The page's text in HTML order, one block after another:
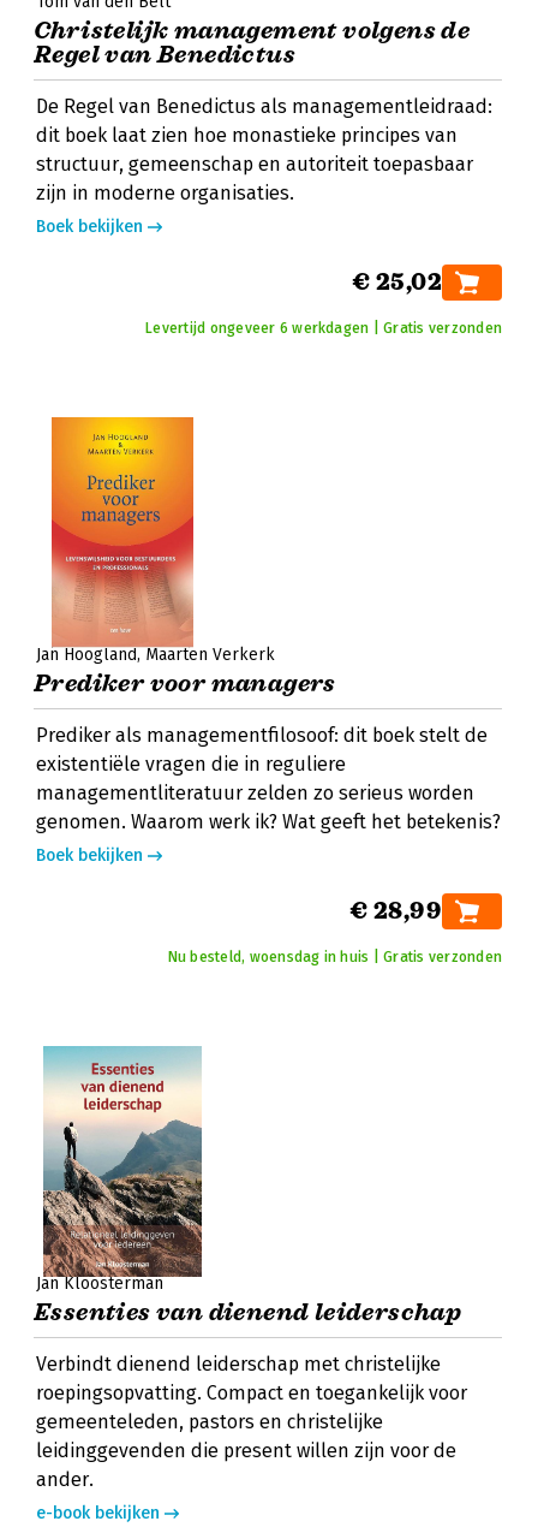
Christelijk management volgens de
Regel van Benedictus
De Regel van Benedictus als managementleidraad:
dit boek laat zien hoe monastieke principes van
structuur, gemeenschap en autoriteit toepasbaar
zijn in moderne organisaties.
Boek bekijken
€ 25,02
Levertijd ongeveer 6 werkdagen | Gratis verzonden
Jan Hoogland Maarten Verkerk
Prediker voor managers
Prediker als managementfilosoof: dit boek stelt de
existentiële vragen die in reguliere
managementliteratuur zelden zo serieus worden
genomen. Waarom werk ik? Wat geeft het betekenis?
Boek bekijken
€ 28,99
Nu besteld, woensdag in huis | Gratis verzonden
Jan Kloosterman
Essenties van dienend leiderschap
Verbindt dienend leiderschap met christelijke
roepingsopvatting. Compact en toegankelijk voor
gemeenteleden, pastors en christelijke
leidinggevenden die present willen zijn voor de
ander.
e-book bekijken